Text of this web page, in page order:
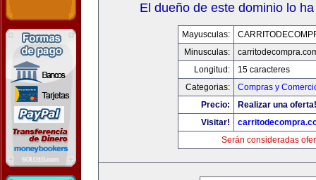
El dueño de este dominio lo
Mayusculas:
Minusculas:
Longitud:
15 caracteres
Categorias:
Compras y
Precio:
Realizar una oferta!
Visitar!
Serán consideradas